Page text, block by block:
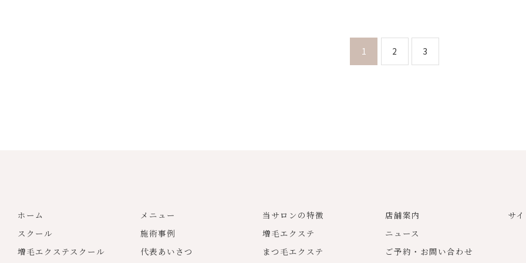
1 2 3
ホーム
スクール
増毛エクステスクール
メニュー
施術事例
代表あいさつ
当サロンの特徴
増毛エクステ
まつ毛エクステ
店舗案内
ニュース
ご予約・お問い合わせ
サ